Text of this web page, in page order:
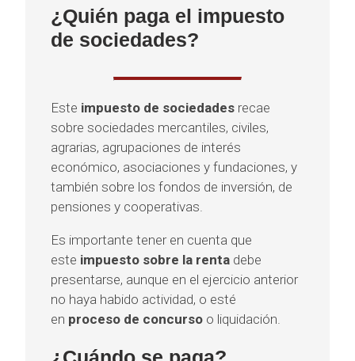
¿Quién paga el impuesto
de sociedades?
Este impuesto de sociedades recae
sobre sociedades mercantiles, civiles,
agrarias, agrupaciones de interés
económico, asociaciones y fundaciones, y
también sobre los fondos de inversión, de
pensiones y cooperativas.
Es importante tener en cuenta que
este impuesto sobre la renta debe
presentarse, aunque en el ejercicio anterior
no haya habido actividad, o esté
en proceso de concurso o liquidación.